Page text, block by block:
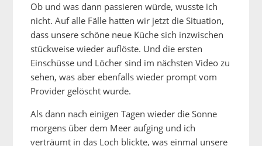
Ob und was dann passieren würde, wusste ich
nicht. Auf alle Fälle hatten wir jetzt die Situation,
dass unsere schöne neue Küche sich inzwischen
stückweise wieder auflöste. Und die ersten
Einschüsse und Löcher sind im nächsten Video zu
sehen, was aber ebenfalls wieder prompt vom
Provider gelöscht wurde.
Als dann nach einigen Tagen wieder die Sonne
morgens über dem Meer aufging und ich
verträumt in das Loch blickte, was einmal unsere